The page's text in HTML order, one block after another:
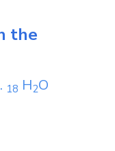
the
. 18 H2O